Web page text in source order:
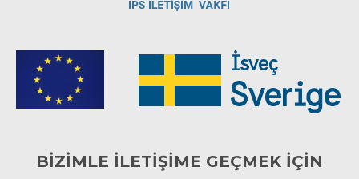
BİZİMLE İLETİŞİME GEÇMEK İÇİN